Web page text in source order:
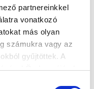
partnereinkkel
vonatkozó
más olyan
számukra vagy az
gyűjtöttek. A
Ön hozzájárul a
tájékoztatót